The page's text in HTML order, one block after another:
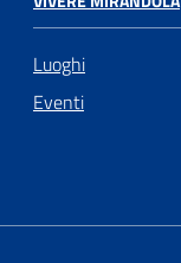
Luoghi
Eventi